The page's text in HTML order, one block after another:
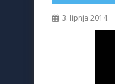
3. lipnja 2014.